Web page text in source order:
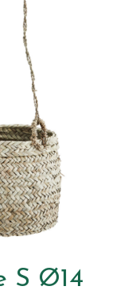
S Ø14